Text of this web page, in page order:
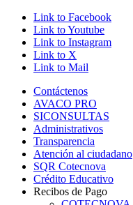
Link to Facebook
Link to Youtube
Link to Instagram
Link to X
Link to Mail
Contáctenos
AVACO PRO
SICONSULTAS
Administrativos
Transparencia
Atención al ciudadano
SQR Cotecnova
Crédito Educativo
Recibos de Pago